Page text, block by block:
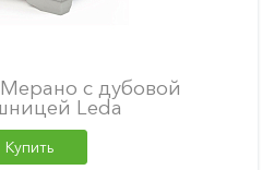
с дубовой
Leda
Купить